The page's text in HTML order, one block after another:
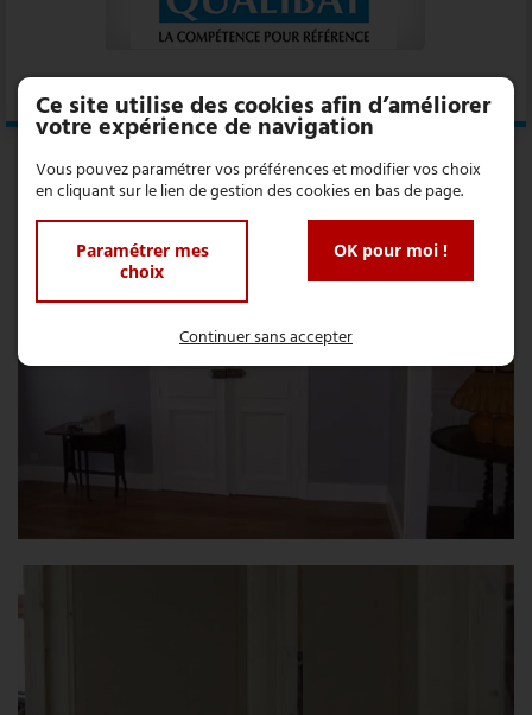
RESTAURATION PATRIMOINE
Ce site utilise des cookies afin d’améliorer
votre expérience de navigation
Vous pouvez paramétrer vos préférences et modifier vos choix
en cliquant sur le lien de gestion des cookies en bas de page.
Paramétrer mes
choix
OK pour moi !
Continuer sans accepter